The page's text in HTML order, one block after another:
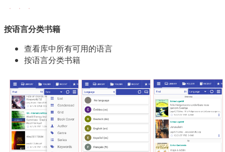
按语言分类书籍
查看库中所有可用的语言
按语言分类书籍